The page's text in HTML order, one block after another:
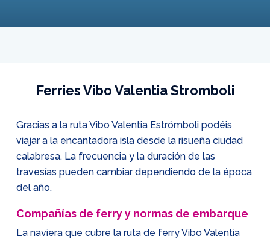
Ferries Vibo Valentia Stromboli
Gracias a la ruta Vibo Valentia Estrómboli podéis
viajar a la encantadora isla desde la risueña ciudad
calabresa. La frecuencia y la duración de las
travesías pueden cambiar dependiendo de la época
del año.
Compañías de ferry y normas de embarque
La naviera que cubre la ruta de ferry Vibo Valentia